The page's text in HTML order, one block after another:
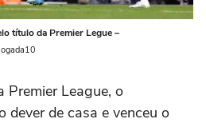
título da Premier Legue –
Premier League, o
dever de casa e venceu o